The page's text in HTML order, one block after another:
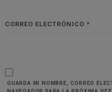
CORREO ELECTRÓNICO *
GUARDA MI NOMBRE, CORREO